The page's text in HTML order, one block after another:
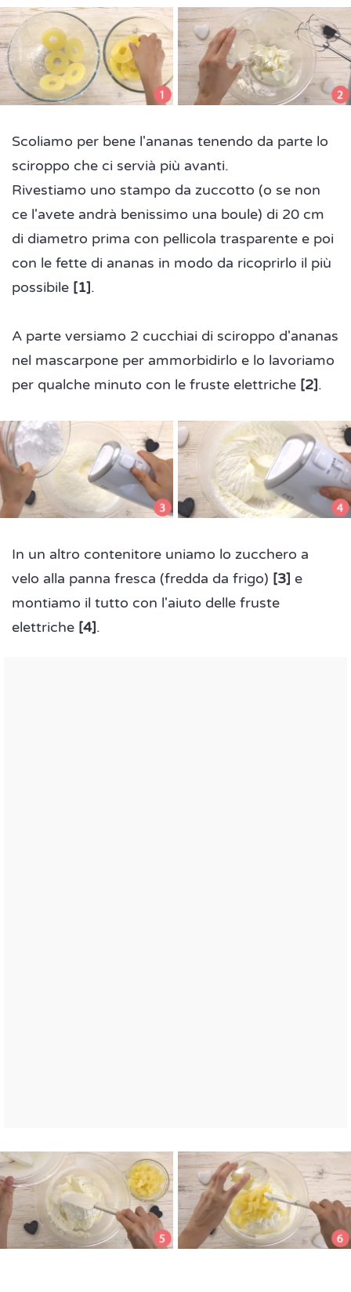
Scoliamo per bene l'ananas tenendo da parte lo
sciroppo che ci servià più avanti.
Rivestiamo uno stampo da zuccotto (o se non
ce l'avete andrà benissimo una boule) di 20 cm
di diametro prima con pellicola trasparente e poi
con le fette di ananas in modo da ricoprirlo il più
possibile [1].
A parte versiamo 2 cucchiai di sciroppo d'ananas
nel mascarpone per ammorbidirlo e lo lavoriamo
per qualche minuto con le fruste elettriche [2].
In un altro contenitore uniamo lo zucchero a
velo alla panna fresca (fredda da frigo) [3] e
montiamo il tutto con l'aiuto delle fruste
elettriche [4].